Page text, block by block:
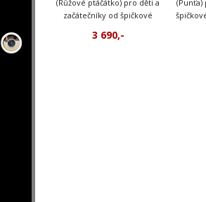
(Růžové ptáčátko) pro děti a
začátečníky od špičkové
3 690,-
(Punťa)